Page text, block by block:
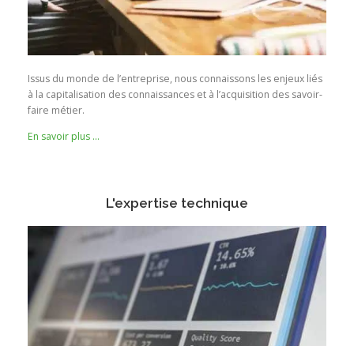
Issus du monde de l’entreprise, nous connaissons les enjeux liés
à la capitalisation des connaissances et à l’acquisition des savoir-
faire métier.
En savoir plus …
L'expertise technique